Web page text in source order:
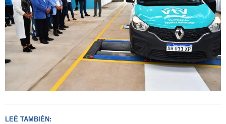
LEÉ TAMBIÉN: